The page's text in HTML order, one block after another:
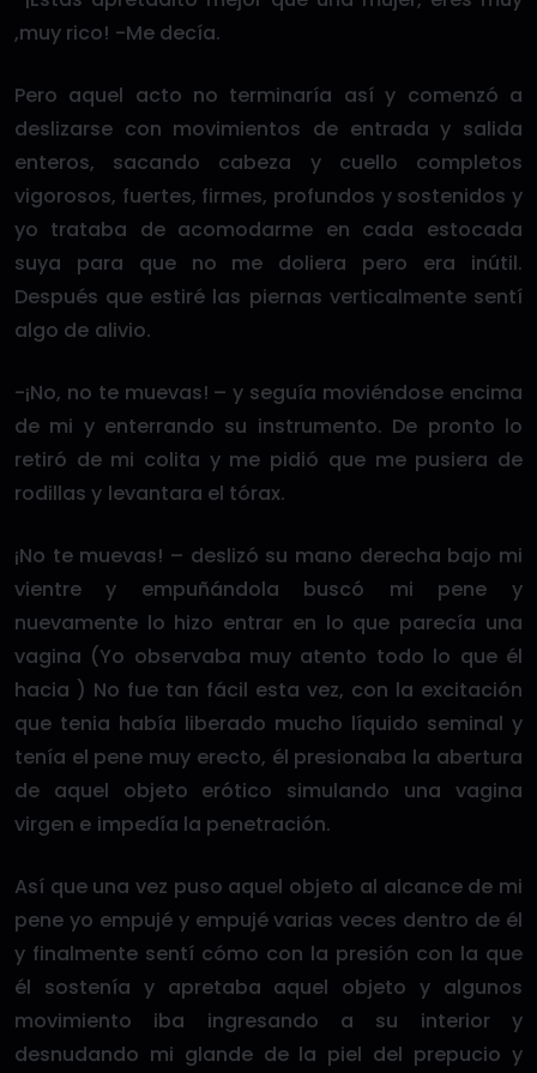
,muy rico! -Me decía.
Pero aquel acto no terminaría así y comenzó a
deslizarse con movimientos de entrada y salida
enteros, sacando cabeza y cuello completos
vigorosos, fuertes, firmes, profundos y sostenidos y
yo trataba de acomodarme en cada estocada
suya para que no me doliera pero era inútil.
Después que estiré las piernas verticalmente sentí
algo de alivio.
-¡No, no te muevas! – y seguía moviéndose encima
de mi y enterrando su instrumento. De pronto lo
retiró de mi colita y me pidió que me pusiera de
rodillas y levantara el tórax.
¡No te muevas! – deslizó su mano derecha bajo mi
vientre y empuñándola buscó mi pene y
nuevamente lo hizo entrar en lo que parecía una
vagina (Yo observaba muy atento todo lo que él
hacia ) No fue tan fácil esta vez, con la excitación
que tenia había liberado mucho líquido seminal y
tenía el pene muy erecto, él presionaba la abertura
de aquel objeto erótico simulando una vagina
virgen e impedía la penetración.
Así que una vez puso aquel objeto al alcance de mi
pene yo empujé y empujé varias veces dentro de él
y finalmente sentí cómo con la presión con la que
él sostenía y apretaba aquel objeto y algunos
movimiento iba ingresando a su interior y
desnudando mi glande de la piel del prepucio y